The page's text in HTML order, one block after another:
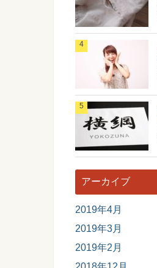
アーカイブ
2019年4月
2019年3月
2019年2月